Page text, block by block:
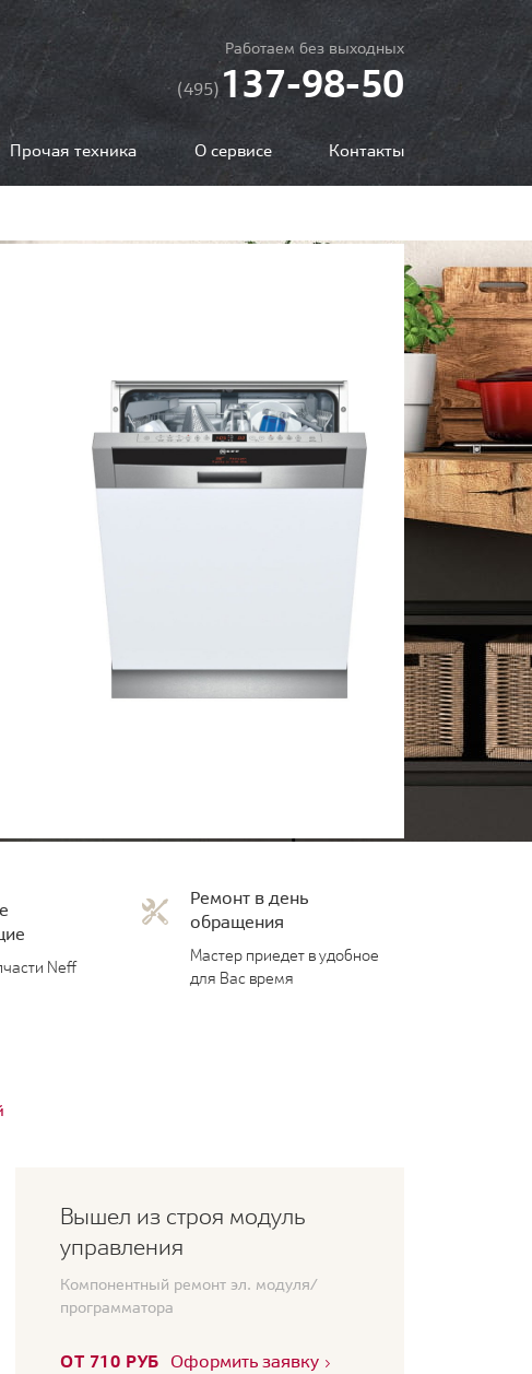
Работаем без выходных
(495)137-98-50
Прочая техника О сервисе Контакты
Neff
Ремонт в день
обращения
Мастер приедет в удобное
для Вас время
Вышел из строя модуль
управления
Компонентный ремонт эл. модуля/
программатора
ОТ 710 РУБ Оформить заявку